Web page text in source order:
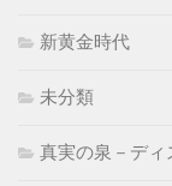
新黄金時代
未分類
真実の泉－ディ